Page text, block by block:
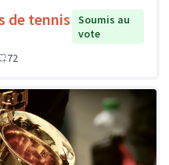
de tennis
Soumis au
vote
72